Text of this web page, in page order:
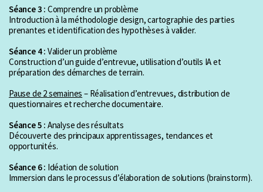
Séance 3 : Comprendre un problème
Introduction à la méthodologie design, cartographie des parties
prenantes et identification des hypothèses à valider.
Séance 4: Valider un problème
Construction d’un guide d’entrevue, utilisation d’outils IA et
préparation des démarches de terrain.
Pause de 2 semaines – Réalisation d’entrevues, distribution de
questionnaires et recherche documentaire.
Séance 5 : Analyse des résultats
Découverte des principaux apprentissages, tendances et
opportunités.
Séance 6: Idéation de solution
Immersion dans le processus d’élaboration de solutions (brainstorm).